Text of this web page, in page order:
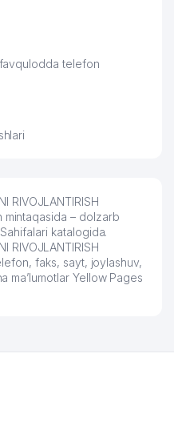
telefon
RIVOJLANTIRISH
mintaqasida – dolzarb
katalogida.
RIVOJLANTIRISH
faks, sayt, joylashuv,
ma’lumotlar Yellow Pages